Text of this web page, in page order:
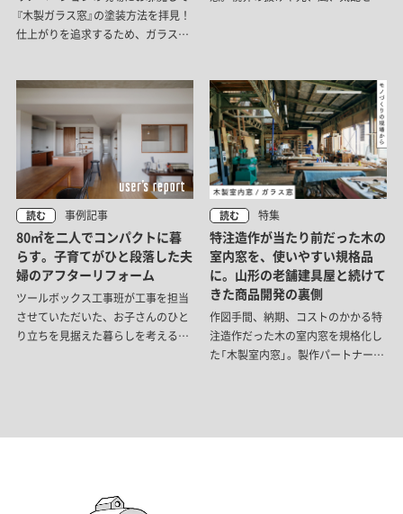
『木製ガラス窓』の塗装方法を拝見！
仕上がりを追求するため、ガラスを
まで色を入れたい場合に使える手法
です。
読む 事例記事
80㎡を二人でコンパクトに暮
らす。子育てがひと段落した夫
婦のアフターリフォーム
ツールボックス工事班が工事を担当
させていただいた、お子さんのひと
り立ちを見据えた暮らしを考えるリ
読む 特集
特注造作が当たり前だった木の
室内窓を、使いやすい規格品
に。山形の老舗建具屋と続けて
きた商品開発の裏側
作図手間、納期、コストのかかる特
注造作だった木の室内窓を規格化し
た「木製室内窓」。製作パートナーは